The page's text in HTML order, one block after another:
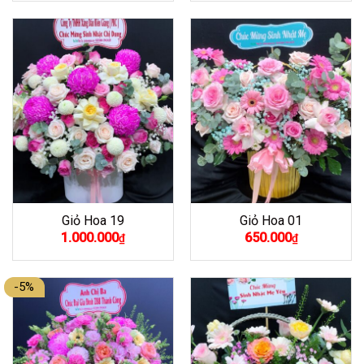
800.000₫.là:
Giỏ Hoa 19
1.000.000₫
Giỏ Hoa 01
650.000₫
-5%